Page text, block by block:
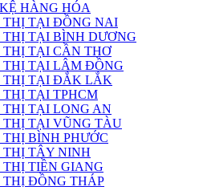
HÀNG HÓA
THỊ TẠI ĐỒNG NAI
THỊ TẠI BÌNH DƯƠNG
THỊ TẠI CẦN THƠ
THỊ TẠI LÂM ĐỒNG
THỊ TẠI ĐẮK LẮK
THỊ TẠI TPHCM
THỊ TẠI LONG AN
THỊ TẠI VŨNG TÀU
THỊ BÌNH PHƯỚC
THỊ TÂY NINH
THỊ TIỀN GIANG
THỊ ĐỒNG THÁP